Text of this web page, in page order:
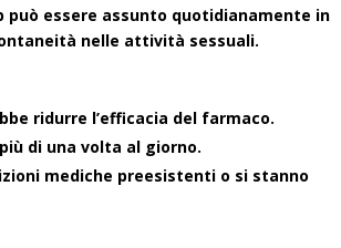
può essere assunto quotidianamente in
nelle attività sessuali.
ridurre l’efficacia del farmaco.
di una volta al giorno.
mediche preesistenti o si stanno